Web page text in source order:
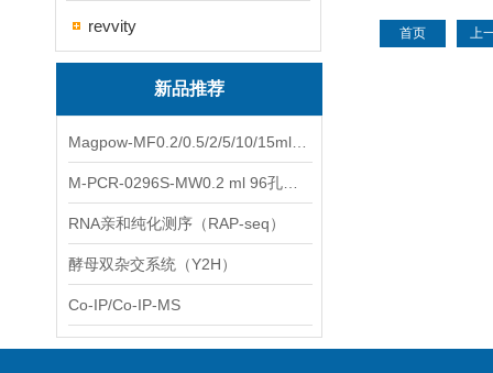
revvity
新品推荐
RNA亲和纯化测序（RAP-seq）
酵母双杂交系统（Y2H）
Co-IP/Co-IP-MS
首页 上